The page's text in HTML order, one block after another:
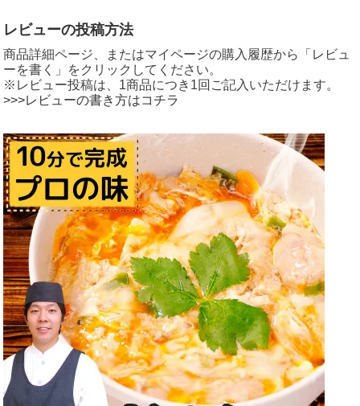
レビューの投稿方法
商品詳細ページ、またはマイページの購入履歴から「レビュ
ーを書く」をクリックしてください。
※レビュー投稿は、1商品につき1回ご記入いただけます。
>>>レビューの書き方はコチラ